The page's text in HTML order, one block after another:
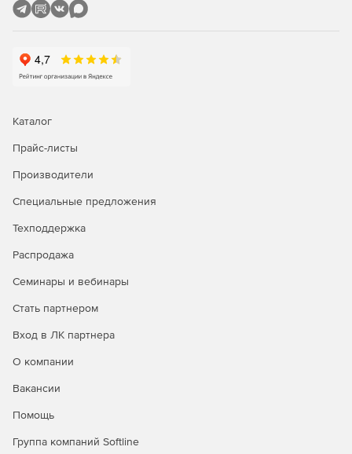
Каталог
Прайс-листы
Производители
Специальные предложения
Техподдержка
Распродажа
Семинары и вебинары
Стать партнером
Вход в ЛК партнера
О компании
Вакансии
Помощь
Группа компаний Softline